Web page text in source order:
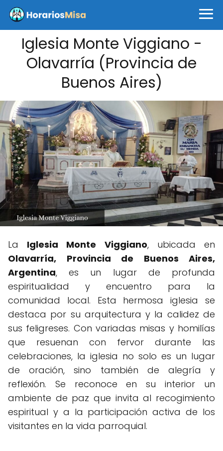
Iglesia Monte Viggiano -
Olavarría (Provincia de
Buenos Aires)
La Iglesia Monte Viggiano, ubicada en
Olavarría, Provincia de Buenos Aires,
Argentina, es un lugar de profunda
espiritualidad y encuentro para la
comunidad local. Esta hermosa iglesia se
destaca por su arquitectura y la calidez de
sus feligreses. Con variadas misas y homilías
que resuenan con fervor durante las
celebraciones, la iglesia no solo es un lugar
de oración, sino también de alegría y
reflexión. Se reconoce en su interior un
ambiente de paz que invita al recogimiento
espiritual y a la participación activa de los
visitantes en la vida parroquial.